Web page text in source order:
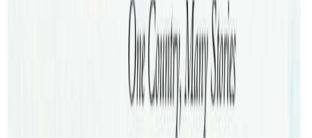
पटक पनि नेपालबाट ख्याति प्राप्त कलाकारहरु र अष्ट्रेलियामा रहेका
प्रतिभावान कलकारको जमघट गराएर “होली हंगामा” मनाउन लागेको
संस्थाका अध्यक्ष रंजित शाहले जानकारी दिनुभयो । रंग र संगीतमार्फत
अष्ट्रेलियामा छरिएर रहेको नेपाली समाजलाई जोड्ने प्रयाससहित
विगत १५ वर्षदेखि होली हंगामा कार्यक्रम आयोजना गर्दै आएको
एन्टाका अध्यक्ष साह बताउनुहुन्छ । यो होली उत्सवमा तराई मधेसको